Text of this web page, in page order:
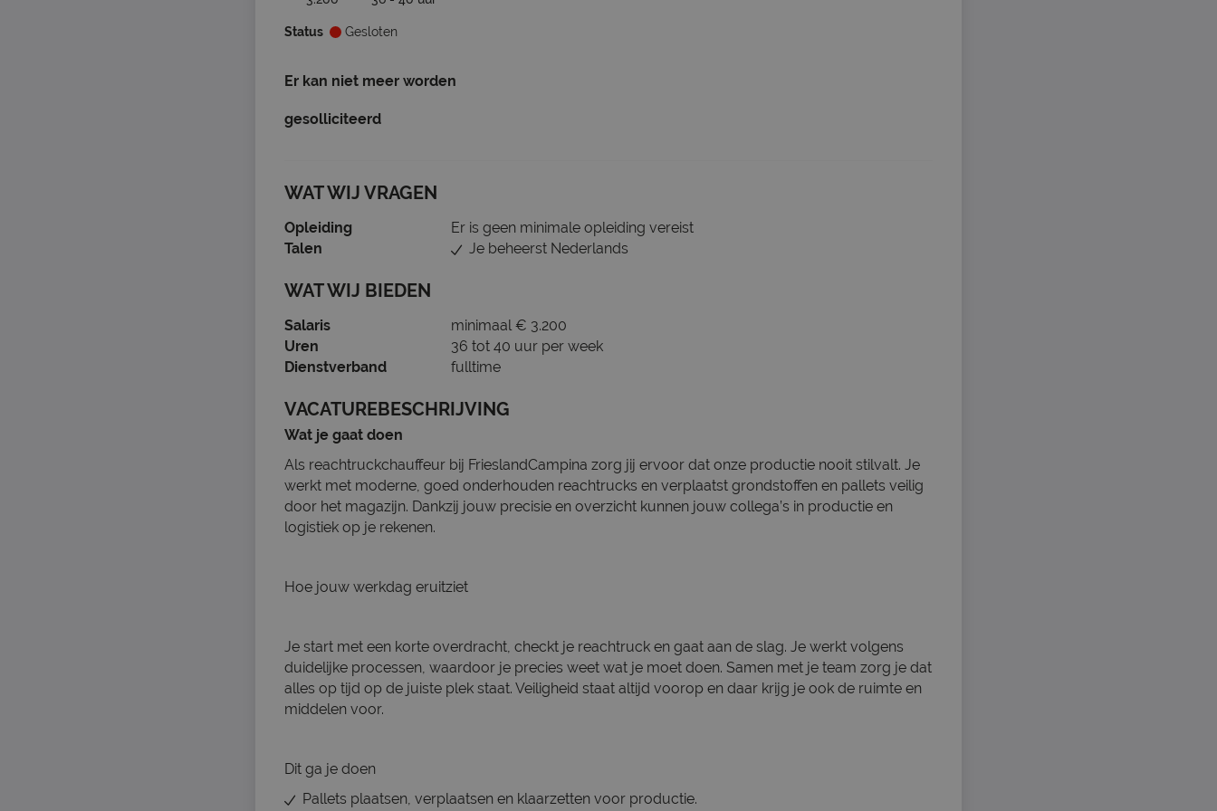
Status Gesloten
Er kan niet meer worden
gesolliciteerd
WAT WIJ VRAGEN
Opleiding
Er is geen minimale opleiding vereist
Talen
Je beheerst Nederlands
WAT WIJ BIEDEN
Salaris
minimaal € 3.200
Uren
36 tot 40 uur per week
Dienstverband
fulltime
VACATUREBESCHRIJVING
Wat je gaat doen
Als reachtruckchauffeur bij FrieslandCampina zorg jij ervoor dat onze productie nooit stilvalt. Je
werkt met moderne, goed onderhouden reachtrucks en verplaatst grondstoffen en pallets veilig
door het magazijn. Dankzij jouw precisie en overzicht kunnen jouw collega’s in productie en
logistiek op je rekenen.
Hoe jouw werkdag eruitziet
Je start met een korte overdracht, checkt je reachtruck en gaat aan de slag. Je werkt volgens
duidelijke processen, waardoor je precies weet wat je moet doen. Samen met je team zorg je dat
alles op tijd op de juiste plek staat. Veiligheid staat altijd voorop en daar krijg je ook de ruimte en
middelen voor.
Dit ga je doen
Pallets plaatsen, verplaatsen en klaarzetten voor productie.